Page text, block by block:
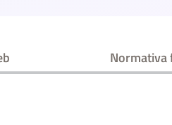
Normativa